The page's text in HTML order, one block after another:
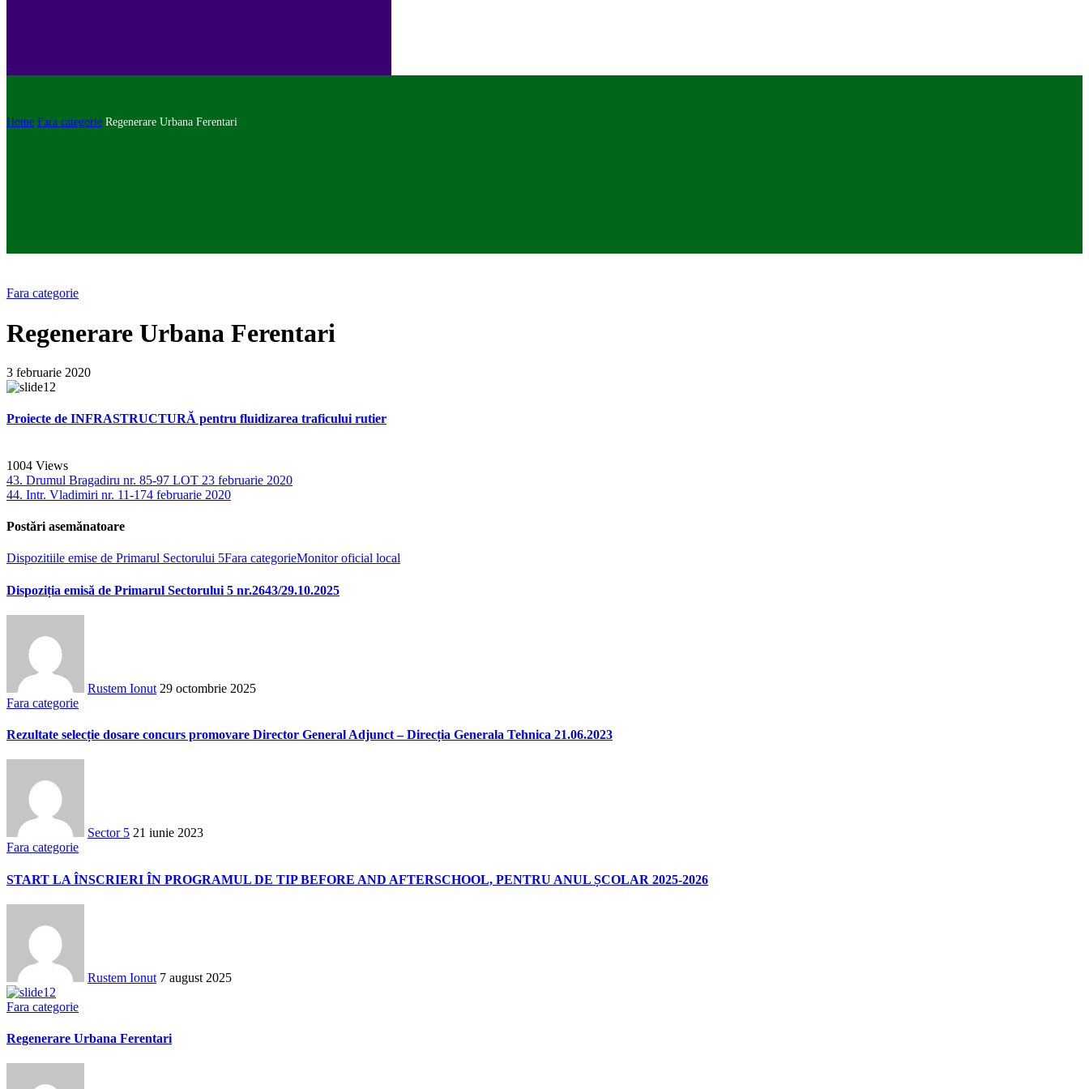
Home Fara categorie Regenerare Urbana Ferentari
Fara categorie
Regenerare Urbana Ferentari
3 februarie 2020
Proiecte de INFRASTRUCTURĂ pentru fluidizarea traficului rutier
1004 Views
43. Drumul Bragadiru nr. 85-97 LOT 23 februarie 2020
44. Intr. Vladimiri nr. 11-174 februarie 2020
Postări asemănatoare
Dispozitiile emise de Primarul Sectorului 5Fara categorieMonitor oficial local
Dispoziția emisă de Primarul Sectorului 5 nr.2643/29.10.2025
Rustem Ionut 29 octombrie 2025
Fara categorie
Rezultate selecție dosare concurs promovare Director General Adjunct – Direcția Generala Tehnica 21.06.2023
Sector 5 21 iunie 2023
Fara categorie
START LA ÎNSCRIERI ÎN PROGRAMUL DE TIP BEFORE AND AFTERSCHOOL, PENTRU ANUL ȘCOLAR 2025-2026
Rustem Ionut 7 august 2025
Fara categorie
Regenerare Urbana Ferentari